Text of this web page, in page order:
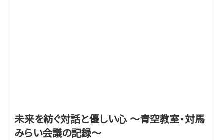
未来を紡ぐ対話と優しい心 〜青空教室・対馬
みらい会議の記録〜